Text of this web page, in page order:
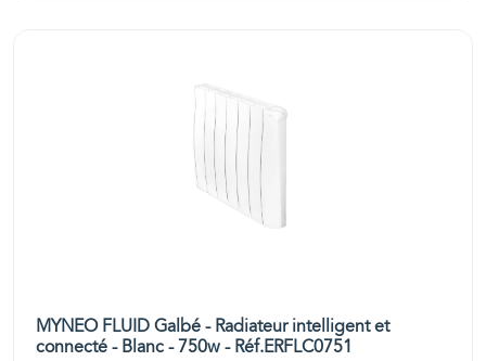
MYNEO FLUID Galbé - Radiateur intelligent et
connecté - Blanc - 750w - Réf.ERFLC0751